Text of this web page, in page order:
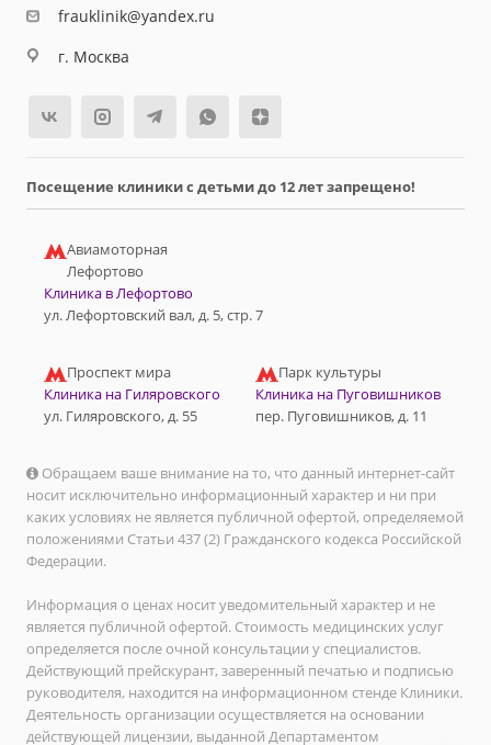
frauklinik@yandex.ru
г. Москва
Посещение клиники с детьми до 12 лет запрещено!
Авиамоторная
Лефортово
Клиника в Лефортово
ул. Лефортовский вал, д. 5, стр. 7
Проспект мира
Клиника на Гиляровского
ул. Гиляровского, д. 55
Парк культуры
Клиника на Пуговишников
пер. Пуговишников, д. 11
Обращаем ваше внимание на то, что данный интернет-сайт
носит исключительно информационный характер и ни при
каких условиях не является публичной офертой, определяемой
положениями Статьи 437 (2) Гражданского кодекса Российской
Федерации.
Информация о ценах носит уведомительный характер и не
является публичной офертой. Стоимость медицинских услуг
определяется после очной консультации у специалистов.
Действующий прейскурант, заверенный печатью и подписью
руководителя, находится на информационном стенде Клиники.
Деятельность организации осуществляется на основании
действующей лицензии, выданной Департаментом